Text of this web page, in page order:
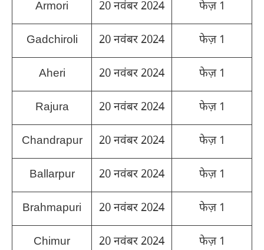
Armori 20 नवंबर 2024 फेज़ 1
Gadchiroli 20 नवंबर 2024 फेज़ 1
Aheri 20 नवंबर 2024 फेज़ 1
Rajura 20 नवंबर 2024 फेज़ 1
Chandrapur 20 नवंबर 2024 फेज़ 1
Ballarpur 20 नवंबर 2024 फेज़ 1
Brahmapuri 20 नवंबर 2024 फेज़ 1
Chimur 20 नवंबर 2024 फेज़ 1